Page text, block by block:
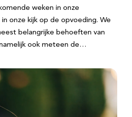
weken in onze
onze kijk op de opvoeding. We
belangrijke behoeften van
ook meteen de…